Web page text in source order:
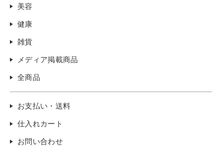
美容
健康
雑貨
メディア掲載商品
全商品
お支払い・送料
仕入れカート
お問い合わせ